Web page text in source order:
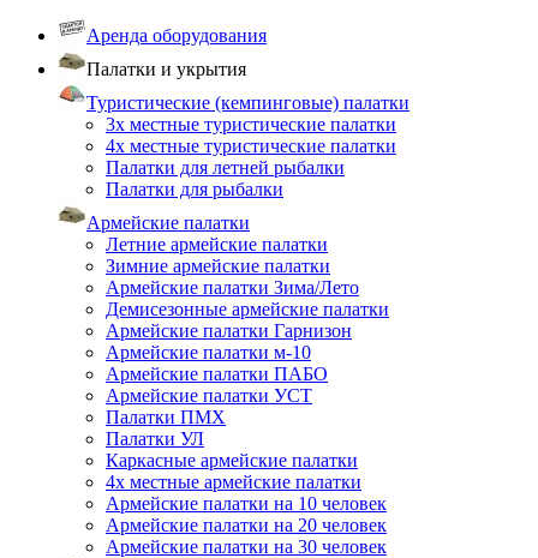
Аренда оборудования
Палатки и укрытия
Туристические (кемпинговые) палатки
3х местные туристические палатки
4х местные туристические палатки
Палатки для летней рыбалки
Палатки для рыбалки
Армейские палатки
Летние армейские палатки
Зимние армейские палатки
Армейские палатки Зима/Лето
Демисезонные армейские палатки
Армейские палатки Гарнизон
Армейские палатки м-10
Армейские палатки ПАБО
Армейские палатки УСТ
Палатки ПМХ
Палатки УЛ
Каркасные армейские палатки
4х местные армейские палатки
Армейские палатки на 10 человек
Армейские палатки на 20 человек
Армейские палатки на 30 человек